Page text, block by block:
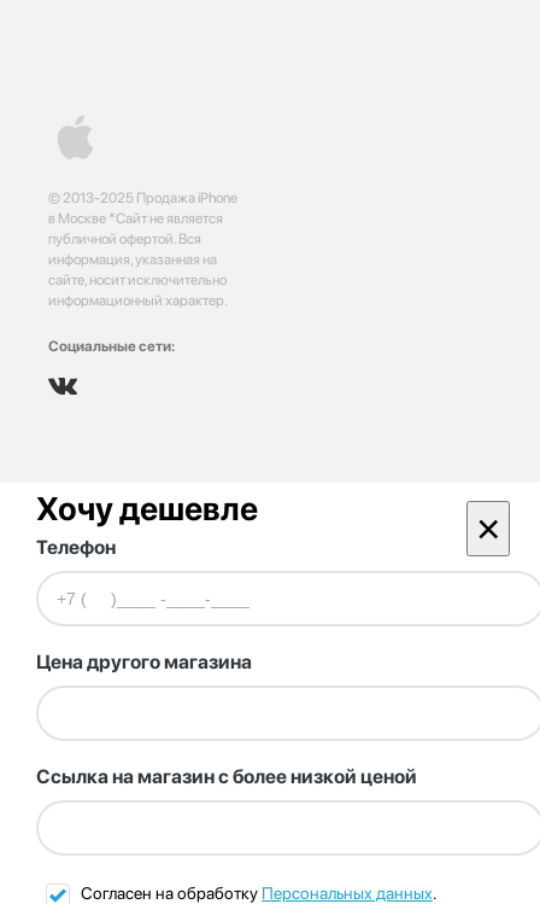
© 2013-2025 Продажа iPhone
в Москве *Сайт не является
публичной офертой. Вся
информация, указанная на
сайте, носит исключительно
информационный характер.
Социальные сети:
Хочу дешевле ×
Телефон
Цена другого магазина
Ссылка на магазин с более низкой ценой
Согласен на обработку Персональных данных.